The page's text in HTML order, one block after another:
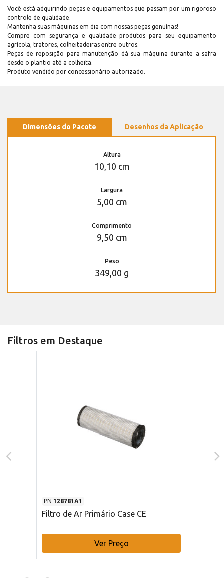
Você está adquirindo peças e equipamentos que passam por um rigoroso
controle de qualidade.
Mantenha suas máquinas em dia com nossas peças genuínas!
Compre com segurança e qualidade produtos para seu equipamento
agrícola, tratores, colheitadeiras entre outros.
Peças de reposição para manutenção dá sua máquina durante a safra
desde o plantio até a colheita.
Produto vendido por concessionário autorizado.
Dimensões do Pacote Desenhos da Aplicação
Altura
10,10 cm
Largura
5,00 cm
Comprimento
9,50 cm
Peso
349,00 g
Filtros em Destaque
PN 128781A1
Filtro de Ar Primário Case CE
Ver Preço